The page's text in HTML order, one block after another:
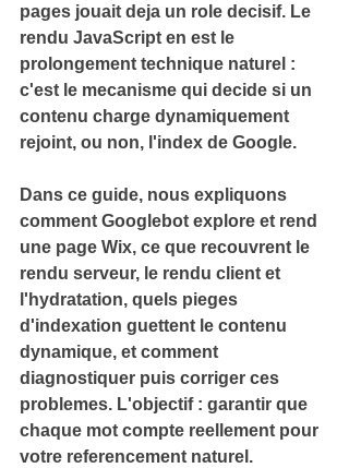
pages jouait deja un role decisif. Le
rendu JavaScript en est le
prolongement technique naturel :
c'est le mecanisme qui decide si un
contenu charge dynamiquement
rejoint, ou non, l'index de Google.
Dans ce guide, nous expliquons
comment Googlebot explore et rend
une page Wix, ce que recouvrent le
rendu serveur, le rendu client et
l'hydratation, quels pieges
d'indexation guettent le contenu
dynamique, et comment
diagnostiquer puis corriger ces
problemes. L'objectif : garantir que
chaque mot compte reellement pour
votre referencement naturel .